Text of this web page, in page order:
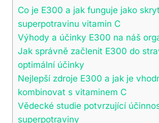
Co je E300 a jak funguje jako
superpotravinu vitamin C
Výhody a účinky E300 na náš
Jak správně začlenit E300 do
optimální účinky
Nejlepší zdroje E300 a jak je
kombinovat s vitaminem C
Vědecké studie potvrzující
superpotraviny